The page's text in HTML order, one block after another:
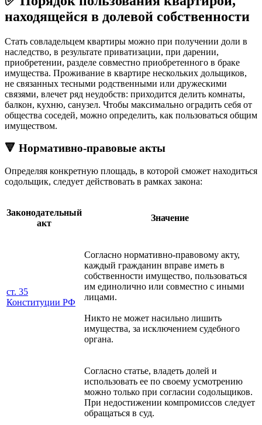
находящейся в долевой собственности
Стать совладельцем квартиры можно при получении доли в
наследство, в результате приватизации, при дарении,
приобретении, разделе совместно приобретенного в браке
имущества. Проживание в квартире нескольких дольщиков,
не связанных тесными родственными или дружескими
связями, влечет ряд неудобств: приходится делить комнаты,
балкон, кухню, санузел. Чтобы максимально оградить себя от
общества соседей, можно определить, как пользоваться общим
имуществом.
🔻 Нормативно-правовые акты
Определяя конкретную площадь, в которой сможет находиться
содольщик, следует действовать в рамках закона:
Законодательный
акт
Значение
ст. 35
Конституции РФ
Согласно нормативно-правовому акту,
каждый гражданин вправе иметь в
собственности имущество, пользоваться
им единолично или совместно с иными
лицами.
Никто не может насильно лишить
имущества, за исключением судебного
органа.
Согласно статье, владеть долей и
использовать ее по своему усмотрению
можно только при согласии содольщиков.
При недостижении компромиссов следует
обращаться в суд.